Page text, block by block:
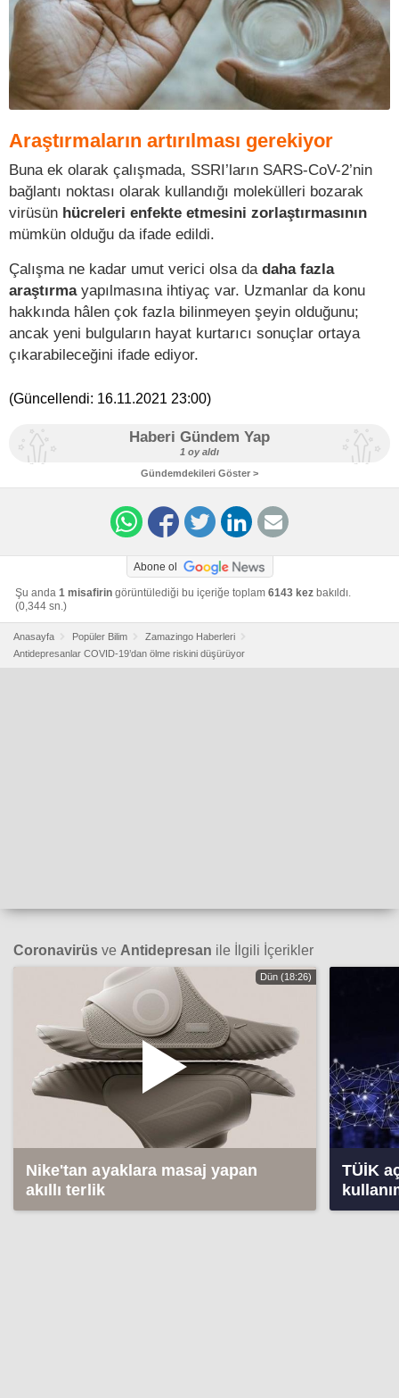
Araştırmaların artırılması gerekiyor
Buna ek olarak çalışmada, SSRI’ların SARS-CoV-2’nin
bağlantı noktası olarak kullandığı molekülleri bozarak
virüsün hücreleri enfekte etmesini zorlaştırmasının
mümkün olduğu da ifade edildi.
Çalışma ne kadar umut verici olsa da daha fazla
araştırmayapılmasına ihtiyaç var. Uzmanlar da konu
hakkında hâlen çok fazla bilinmeyen şeyin olduğunu;
ancak yeni bulguların hayat kurtarıcı sonuçlar ortaya
çıkarabileceğini ifade ediyor.
(Güncellendi: 16.11.2021 23:00)
Haberi Gündem Yap
1 oy aldı
Gündemdekileri Göster >
Abone ol
Şu anda 1 misafirin görüntülediği bu içeriğe toplam 6143 kez bakıldı.
(0,344 sn.)
Anasayfa Popüler Bilim
Zamazingo Haberleri
Antidepresanlar COVID-19’dan ölme riskini düşürüyor
Coronavirüs ve Antidepresan ile İlgili İçerikler
Dün (18:26)
Nike'tan ayaklara masaj yapan
akıllı terlik
TÜİK